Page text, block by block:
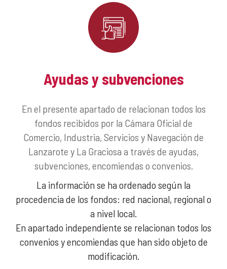
▼
Ayudas y subvenciones
En el presente apartado de relacionan todos los
fondos recibidos por la Cámara Oficial de
Comercio, Industria, Servicios y Navegación de
Lanzarote y La Graciosa a través de ayudas,
subvenciones, encomiendas o convenios.
La información se ha ordenado según la
procedencia de los fondos: red nacional, regional o
a nivel local.
En apartado independiente se relacionan todos los
convenios y encomiendas que han sido objeto de
modificación.